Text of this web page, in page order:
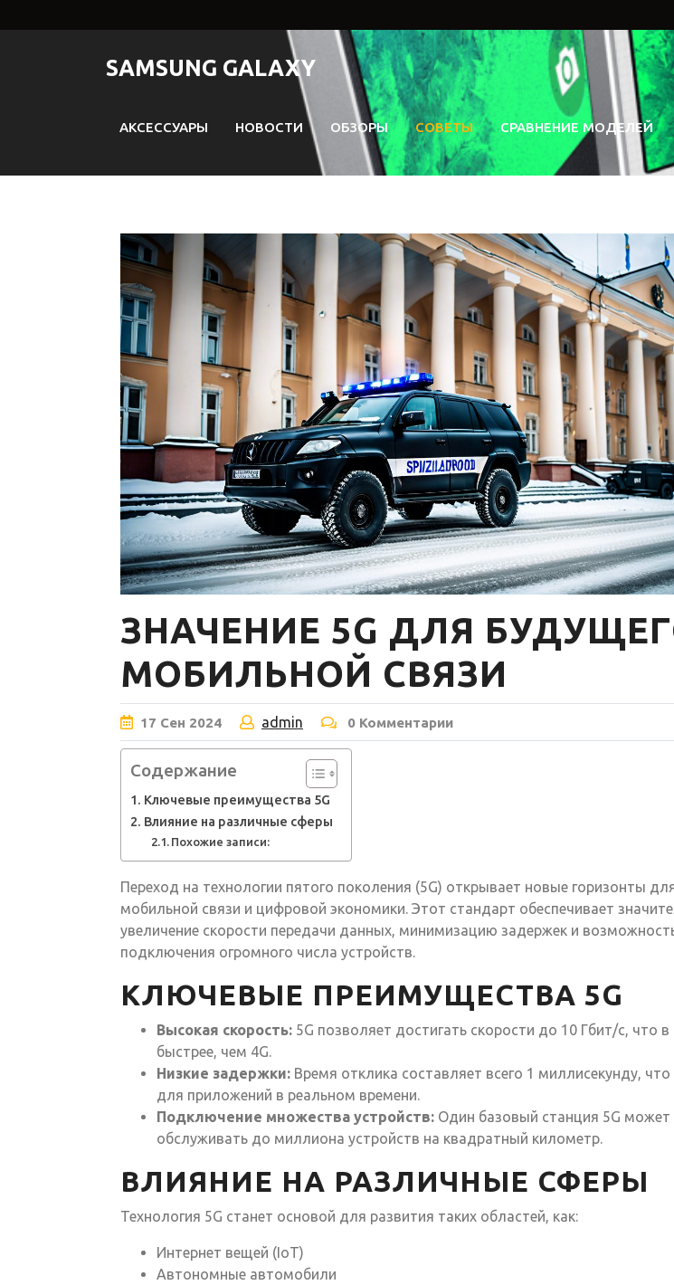
к
SAMSUNG GALAXY
АКСЕССУАРЫ НОВОСТИ ОБЗОРЫ СОВЕТЫ СРАВНЕНИЕ МОДЕЛЕЙ
ЗНАЧЕНИЕ 5G ДЛЯ
МОБИЛЬНОЙ СВЯЗИ
17 Сен 2024 admin 0 Комментарии
Содержание
Ключевые преимущества 5G
Влияние на различные сферы
Похожие записи:
Переход на технологии пятого поколения (5G) открывает новые горизонты
мобильной связи и цифровой экономики. Этот стандарт обеспечивает
увеличение скорости передачи данных, минимизацию задержек и
подключения огромного числа устройств.
КЛЮЧЕВЫЕ ПРЕИМУЩЕСТВА 5G
Высокая скорость: 5G позволяет достигать скорости до 10 Гбит/c, что в
быстрее, чем 4G.
Низкие задержки: Время отклика составляет всего 1 миллисекунду, что
для приложений в реальном времени.
Подключение множества устройств: Один базовый станция 5G может
обслуживать до миллиона устройств на квадратный километр.
ВЛИЯНИЕ НА РАЗЛИЧНЫЕ СФЕРЫ
Технология 5G станет основой для развития таких областей, как:
Интернет вещей (IoT)
Автономные автомобили